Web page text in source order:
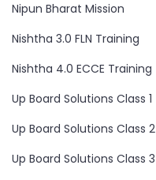
Nipun Bharat Mission
Nishtha 3.0 FLN Training
Nishtha 4.0 ECCE Training
Up Board Solutions Class 1
Up Board Solutions Class 2
Up Board Solutions Class 3